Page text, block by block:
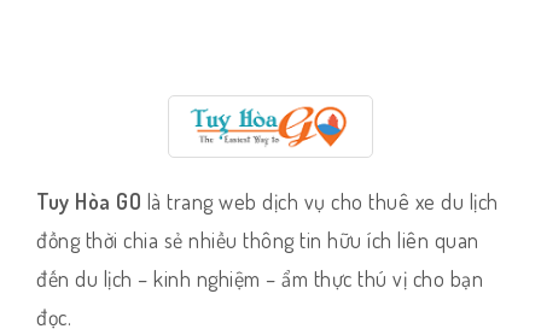
Tuy Hòa GO là trang web dịch vụ cho thuê xe du lịch
đồng thời chia sẻ nhiều thông tin hữu ích liên quan
đến du lịch – kinh nghiệm – ẩm thực thú vị cho bạn
đọc.